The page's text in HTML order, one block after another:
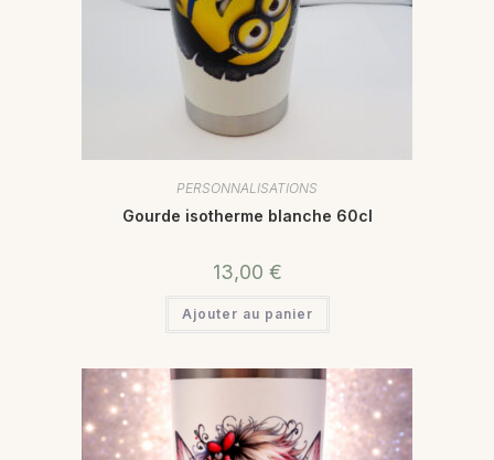
PERSONNALISATIONS
Gourde isotherme blanche 60cl
13,00 €
Ajouter au panier